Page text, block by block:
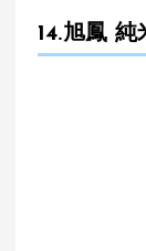
14.旭鳳 純